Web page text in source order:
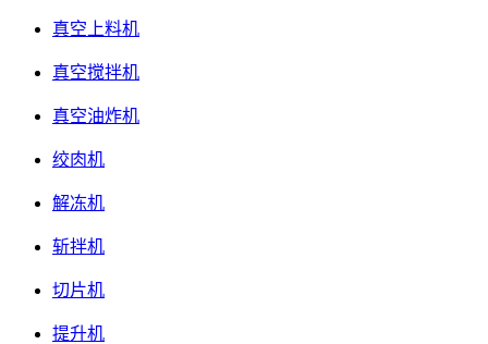
真空上料机
真空搅拌机
真空油炸机
绞肉机
解冻机
斩拌机
切片机
提升机